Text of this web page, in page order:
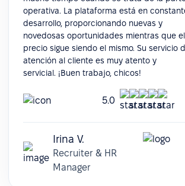
operativa. La plataforma está en
desarrollo, proporcionando nuevas y
novedosas oportunidades mientras que el
precio sigue siendo el mismo. Su servicio
atención al cliente es muy atento y
servicial. ¡Buen trabajo, chicos!
5.0
Irina V.
Recruiter & HR
Manager